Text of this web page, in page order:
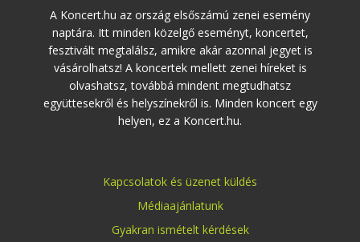
A Koncert.hu az ország elsőszámú zenei esemény
naptára. Itt minden közelgő eseményt, koncertet,
fesztivált megtalálsz, amikre akár azonnal jegyet is
vásárolhatsz! A koncertek mellett zenei híreket is
olvashatsz, továbbá mindent megtudhatsz
együttesekről és helyszínekről is. Minden koncert egy
helyen, ez a Koncert.hu.
Kapcsolatok és üzenet küldés
Médiaajánlatunk
Gyakran ismételt kérdések